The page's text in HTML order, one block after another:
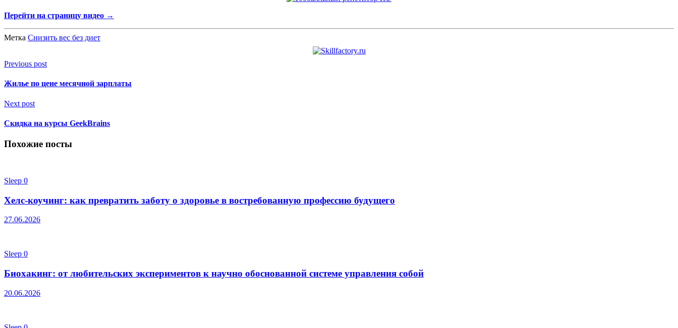
Перейти на страницу видео →
Метка Снизить вес без диет
Previous post
Жилье по цене месячной зарплаты
Next post
Скидка на курсы GeekBrains
Похожие посты
Sleep 0
Хелс-коучинг: как превратить заботу о здоровье в востребованную профессию будущего
27.06.2026
Sleep 0
Биохакинг: от любительских экспериментов к научно обоснованной системе управления собой
20.06.2026